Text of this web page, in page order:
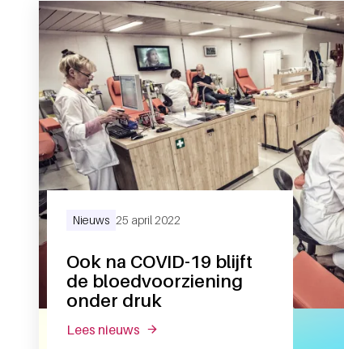
Ook na COVID-19 blijft
de bloedvoorziening
onder druk
Nieuws 25 april 2022
lees nieuws over ook na covid-19 blijft de